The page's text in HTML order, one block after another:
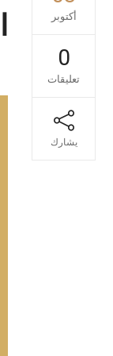
أكتوبر
0
تعليقات
يشارك